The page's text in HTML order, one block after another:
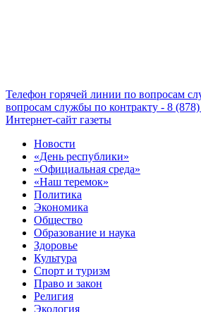
Телефон горячей линии по вопросам
вопросам службы по контракту - 8 (878)
Интернет-сайт газеты
Новости
«День республики»
«Официальная среда»
«Наш теремок»
Политика
Экономика
Общество
Образование и наука
Здоровье
Культура
Спорт и туризм
Право и закон
Религия
Экология